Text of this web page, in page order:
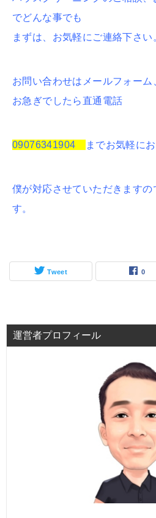
でどんな事でも
まずは、お気軽にご連絡下さい
お問い合わせはメールフォーム
お急ぎでしたら直通電話
09076341904 までお気軽に
僕が対応させていただきますの
す。
Tweet 0
運営者プロフィール